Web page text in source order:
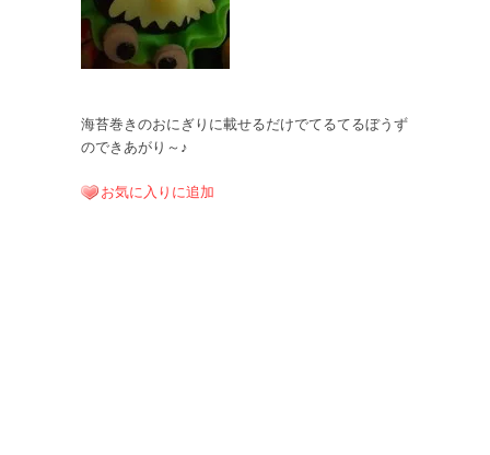
海苔巻きのおにぎりに載せるだけでてるてるぼうず
のできあがり～♪
お気に入りに追加